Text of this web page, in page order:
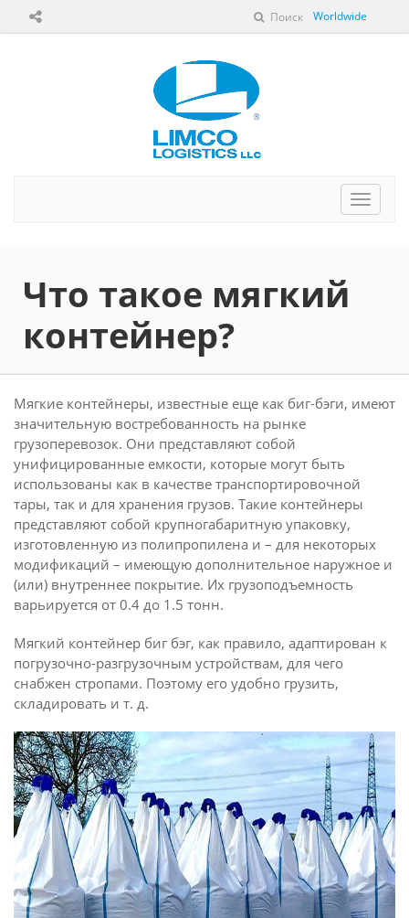
Worldwide
Поиск
Что такое мягкий
контейнер?
Мягкие контейнеры, известные еще как биг-бэги, имеют
значительную востребованность на рынке
грузоперевозок. Они представляют собой
унифицированные емкости, которые могут быть
использованы как в качестве транспортировочной
тары, так и для хранения грузов. Такие контейнеры
представляют собой крупногабаритную упаковку,
изготовленную из полипропилена и – для некоторых
модификаций – имеющую дополнительное наружное и
(или) внутреннее покрытие. Их грузоподъемность
варьируется от 0.4 до 1.5 тонн.
Мягкий контейнер биг бэг, как правило, адаптирован к
погрузочно-разгрузочным устройствам, для чего
снабжен стропами. Поэтому его удобно грузить,
складировать и т. д.